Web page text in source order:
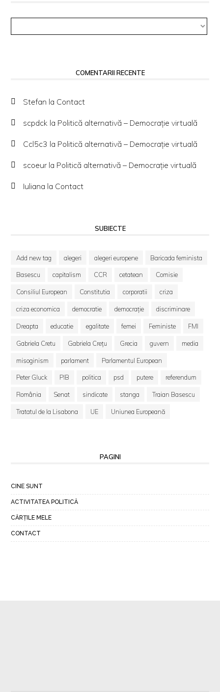
Arhivă
COMENTARII RECENTE
Stefan la Contact
scpdck la Politică alternativă – Democraţie virtuală
Ccl5c3 la Politică alternativă – Democraţie virtuală
scoeur la Politică alternativă – Democraţie virtuală
Iuliana la Contact
SUBIECTE
Add new tag alegeri alegeri europene Baricada feminista
Basescu capitalism CCR cetatean Comisie
Consiliul European Constitutia corporatii criza
criza economica democratie democrație discriminare
Dreapta educatie egalitate femei Feministe FMI
Gabriela Cretu Gabriela Crețu Grecia guvern media
misoginism parlament Parlamentul European
Peter Gluck PIB politica psd putere referendum
România Senat sindicate stanga Traian Basescu
Tratatul de la Lisabona UE Uniunea Europeană
PAGINI
CINE SUNT
ACTIVITATEA POLITICĂ
CĂRȚILE MELE
CONTACT